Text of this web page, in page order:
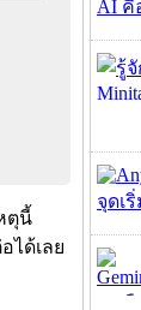
ตุนี้
ได้เลย